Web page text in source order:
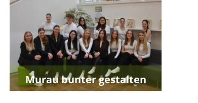
Murau bunter gestalten